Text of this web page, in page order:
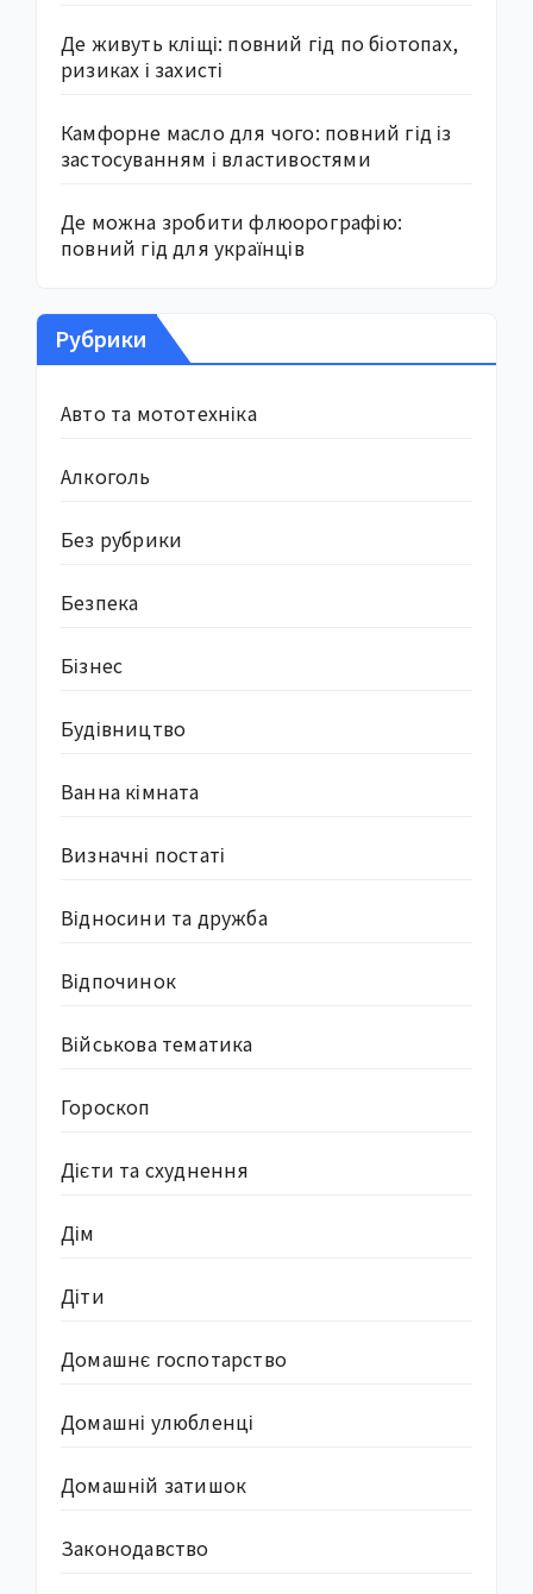
Де живуть кліщі: повний гід по біотопах,
ризиках і захисті
Камфорне масло для чого: повний гід із
застосуванням і властивостями
Де можна зробити флюорографію:
повний гід для українців
Рубрики
Авто та мототехніка
Алкоголь
Без рубрики
Безпека
Бізнес
Будівництво
Ванна кімната
Визначні постаті
Відносини та дружба
Відпочинок
Військова тематика
Гороскоп
Дієти та схуднення
Дім
Діти
Домашнє госпотарство
Домашні улюбленці
Домашній затишок
Законодавство